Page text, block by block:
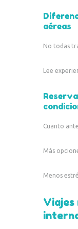
aéreas
No todas
Lee
Cuanto
Más
Menos
Viajes